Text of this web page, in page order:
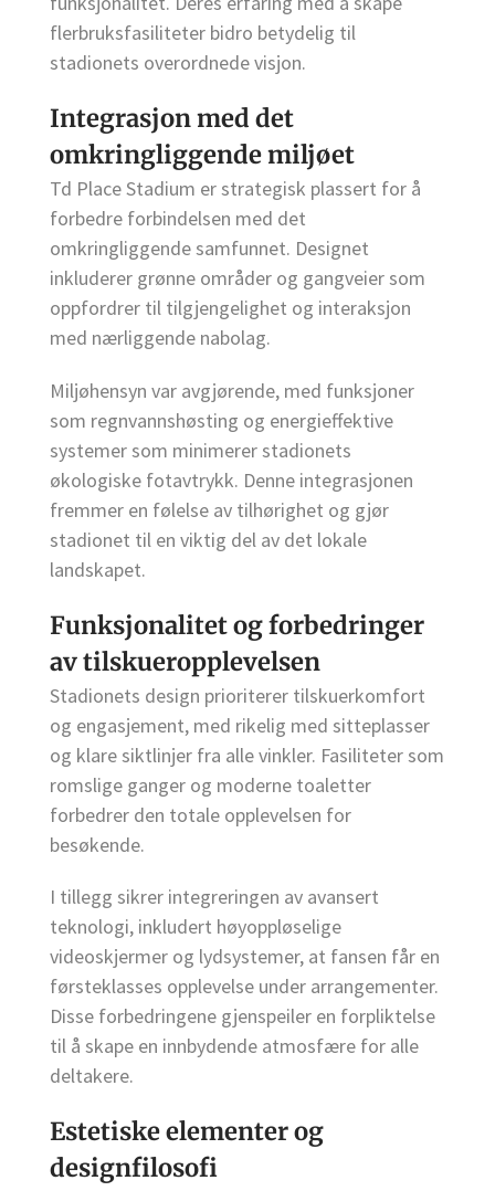
flerbruksfasiliteter bidro betydelig til
stadionets overordnede visjon.
Integrasjon med det
omkringliggende miljøet
Td Place Stadium er strategisk plassert for å
forbedre forbindelsen med det
omkringliggende samfunnet. Designet
inkluderer grønne områder og gangveier som
oppfordrer til tilgjengelighet og interaksjon
med nærliggende nabolag.
Miljøhensyn var avgjørende, med funksjoner
som regnvannshøsting og energieffektive
systemer som minimerer stadionets
økologiske fotavtrykk. Denne integrasjonen
fremmer en følelse av tilhørighet og gjør
stadionet til en viktig del av det lokale
landskapet.
Funksjonalitet og forbedringer
av tilskueropplevelsen
Stadionets design prioriterer tilskuerkomfort
og engasjement, med rikelig med sitteplasser
og klare siktlinjer fra alle vinkler. Fasiliteter som
romslige ganger og moderne toaletter
forbedrer den totale opplevelsen for
besøkende.
I tillegg sikrer integreringen av avansert
teknologi, inkludert høyoppløselige
videoskjermer og lydsystemer, at fansen får en
førsteklasses opplevelse under arrangementer.
Disse forbedringene gjenspeiler en forpliktelse
til å skape en innbydende atmosfære for alle
deltakere.
Estetiske elementer og
designfilosofi